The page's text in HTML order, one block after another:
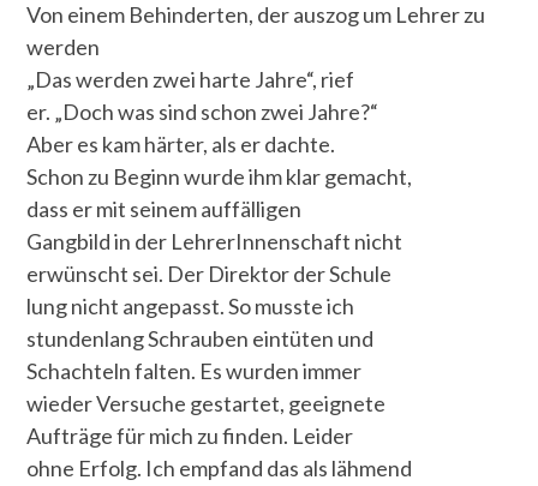
Von einem Behinderten, der auszog um Lehrer zu
werden
„Das werden zwei harte Jahre“, rief
er. „Doch was sind schon zwei Jahre?“
Aber es kam härter, als er dachte.
Schon zu Beginn wurde ihm klar gemacht,
dass er mit seinem auffälligen
Gangbild in der LehrerInnenschaft nicht
erwünscht sei. Der Direktor der Schule
lung nicht angepasst. So musste ich
stundenlang Schrauben eintüten und
Schachteln falten. Es wurden immer
wieder Versuche gestartet, geeignete
Aufträge für mich zu finden. Leider
ohne Erfolg. Ich empfand das als lähmend